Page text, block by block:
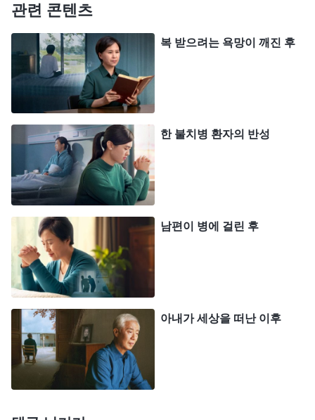
지 않았습니다. 근심과 염려, 걱정 속에 사느라 마음
이 너무 괴로웠습니다. 저는 하나님께 기도드렸습니
다. ‘하나님, 제 건강이 날로 악화되어 늘 불안한 심정
으로 살고 있습니다. 옳지 않다는 것은 알겠는데 어
떻게 해결하면 좋을지 모르겠습니다. 또 이 병을 당
신께서 허락하셨다는 것을 알면서도 순종하지 못하
겠습니다. 하나님, 제가 이 상황에서 순종하고 공과
를 배울 수 있도록 이끌어 주십시오.’
저는 하나님 말씀을 보았습니다. 『
한 환경과 하나님의 주재를 사람이 꿰뚫어 보지 못하
고 인식하지 못하며 받아들이지도 순종하지도 못할
때, 그리고 일상생활에서 사람이 여러 난관에 부딪히
거나 여러 난관이 정상인이 감당할 수 있는 수준을
넘어설 때 사람에게 갖은 걱정과 염려, 근심이 무의
식적으로 생겨난다. 내일은 어떨지, 모레는 어떨지,
몇 년 후는 어떨지, 미래는 어떨지 모르니, 다양한 일
로 근심하고 염려하며 걱정하는 것이다. 다양한 일로
관련 콘텐츠
복 받으려는 욕망이 깨진 후
한 불치병 환자의 반성
남편이 병에 걸린 후
아내가 세상을 떠난 이후